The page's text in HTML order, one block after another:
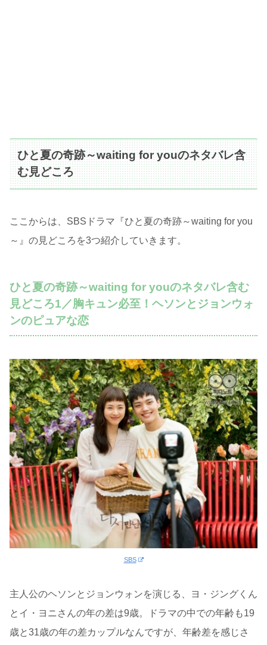
ひと夏の奇跡～waiting for youのネタバレ含
む見どころ
ここからは、SBSドラマ『ひと夏の奇跡～waiting for you
～』の見どころを3つ紹介していきます。
ひと夏の奇跡～waiting for youのネタバレ含む
見どころ1／胸キュン必至！ヘソンとジョンウォ
ンのピュアな恋
SBS
主人公のヘソンとジョンウォンを演じる、ヨ・ジングくん
とイ・ヨニさんの年の差は9歳。ドラマの中での年齢も19
歳と31歳の年の差カップルなんですが、年齢差を感じさ